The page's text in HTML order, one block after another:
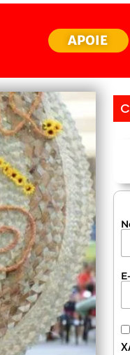
APOIE